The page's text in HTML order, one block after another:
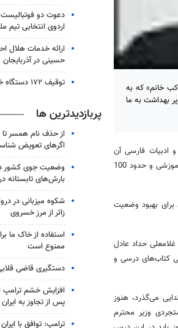
خانم» که به
بهداشت به ما
ادبیات فارسی آن
صبح امروز دوشنبه 12 تیر با معاون وزیر آموزش و پرورش و رئیس سازمان پژوهش و برنامه‌ریزی آموزشی و حدود 100
بهبود وضعیت
حداد عادل
کتاب‌های درسی و
می‌گذرد، هنوز
وزیر محترم
دعوت دو
اردوی انتخابی تیم
حسینی در
توقیف ۱۷۲ دستگاه خودروی لوکس و آپارتمان
پربازدیدترین ها
از حذف نام همسر تا
اگرهای تعویض
بارش‌های تابستانه در راه ۱۱
شکوه میزبانی در
زائر از مرز خسروی
استفاده از خاک ما
ممنوع است
دستگیری قاضی
افزایش خشم ترامپ
پس از تجاوز به ایران
ترامپ: توافق با